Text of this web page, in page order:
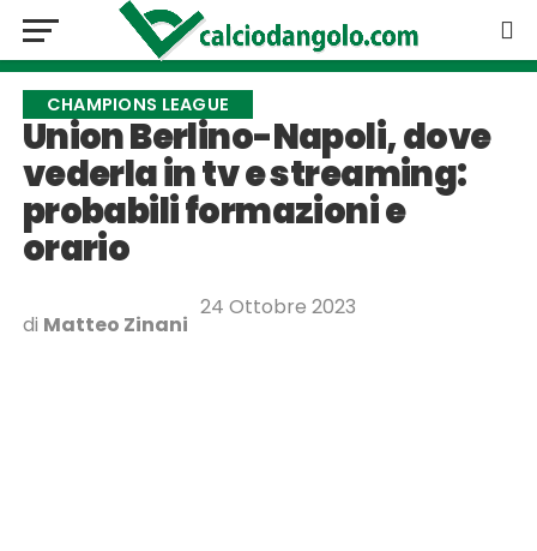
CHAMPIONS LEAGUE
Union Berlino-Napoli, dove
vederla in tv e streaming:
probabili formazioni e
orario
di Matteo Zinani
24 Ottobre 2023